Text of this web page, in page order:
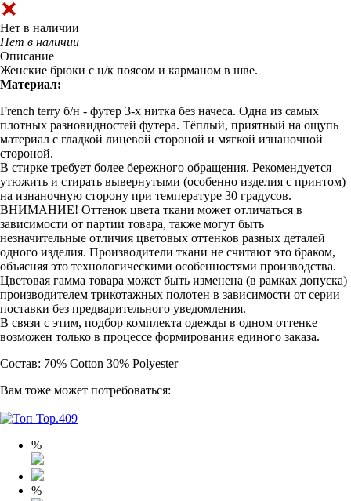
Нет в наличии
Нет в наличии
Описание
Женские брюки с ц/к поясом и карманом в шве.
Материал:
French terry б/н - футер 3-х нитка без начеса. Одна из самых
плотных разновидностей футера. Тёплый, приятный на ощупь
материал с гладкой лицевой стороной и мягкой изнаночной
стороной.
В стирке требует более бережного обращения. Рекомендуется
утюжить и стирать вывернутыми (особенно изделия с принтом)
на изнаночную сторону при температуре 30 градусов.
ВНИМАНИЕ! Оттенок цвета ткани может отличаться в
зависимости от партии товара, также могут быть
незначительные отличия цветовых оттенков разных деталей
одного изделия. Производители ткани не считают это браком,
объясняя это технологическими особенностями производства.
Цветовая гамма товара может быть изменена (в рамках допуска)
производителем трикотажных полотен в зависимости от серии
поставки без предварительного уведомления.
В связи с этим, подбор комплекта одежды в одном оттенке
возможен только в процессе формирования единого заказа.
Состав: 70% Cotton 30% Polyester
Вам тоже может потребоваться:
%
%